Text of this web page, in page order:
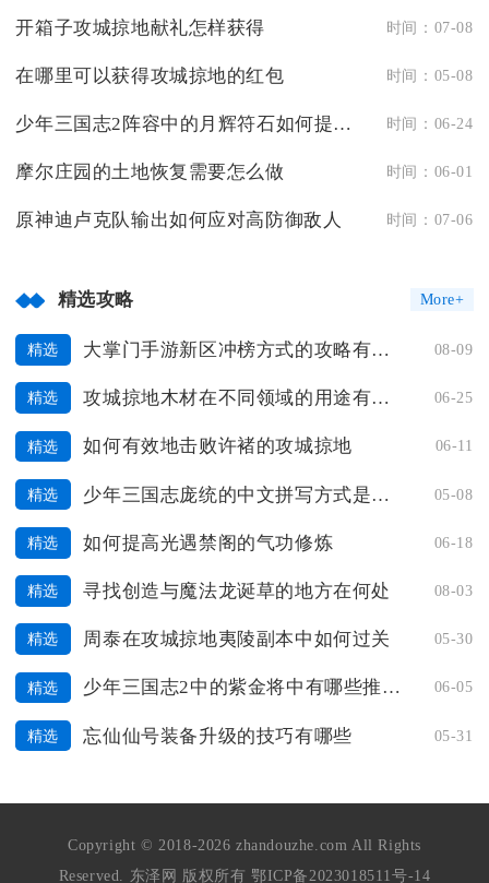
开箱子攻城掠地献礼怎样获得 时间：07-08
在哪里可以获得攻城掠地的红包 时间：05-08
少年三国志2阵容中的月辉符石如何提升实力 时间：06-24
摩尔庄园的土地恢复需要怎么做 时间：06-01
原神迪卢克队输出如何应对高防御敌人 时间：07-06
精选攻略 More+
精选 大掌门手游新区冲榜方式的攻略有哪些 08-09
精选 攻城掠地木材在不同领域的用途有何不同 06-25
精选 如何有效地击败许褚的攻城掠地 06-11
精选 少年三国志庞统的中文拼写方式是怎样的 05-08
精选 如何提高光遇禁阁的气功修炼 06-18
精选 寻找创造与魔法龙诞草的地方在何处 08-03
精选 周泰在攻城掠地夷陵副本中如何过关 05-30
精选 少年三国志2中的紫金将中有哪些推荐的 06-05
精选 忘仙仙号装备升级的技巧有哪些 05-31
Copyright © 2018-2026 zhandouzhe.com All Rights
Reserved. 东泽网 版权所有 鄂ICP备2023018511号-14